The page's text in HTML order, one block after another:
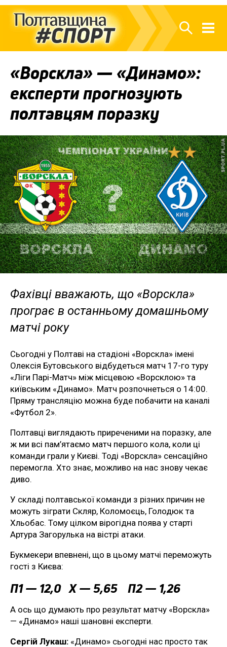
«Ворскла» — «Динамо»:
експерти прогнозують
полтавцям поразку
Фахівці вважають, що «Ворскла»
програє в останньому домашньому
матчі року
Сьогодні у Полтаві на стадіоні «Ворскла» імені
Олексія Бутовського відбудеться матч 17-го туру
«Ліги Парі-Матч» між місцевою «Ворсклою» та
київським «Динамо». Матч розпочнеться о 14:00.
Пряму трансляцію можна буде побачити на каналі
«Футбол 2».
Полтавці виглядають приреченими на поразку, але
ж ми всі пам’ятаємо матч першого кола, коли ці
команди грали у Києві. Тоді «Ворскла» сенсаційно
перемогла. Хто знає, можливо на нас знову чекає
диво.
У складі полтавської команди з різних причин не
можуть зіграти Скляр, Коломоєць, Голодюк та
Хльобас. Тому цілком вірогідна поява у старті
Артура Загорулька на вістрі атаки.
Букмекери впевнені, що в цьому матчі переможуть
гості з Києва:
П1 — 12,0 Х — 5,65 П2 — 1,26
А ось що думають про результат матчу «Ворскла»
— «Динамо» наші шановні експерти.
Сергій Лукаш: «Динамо» сьогодні нас просто так